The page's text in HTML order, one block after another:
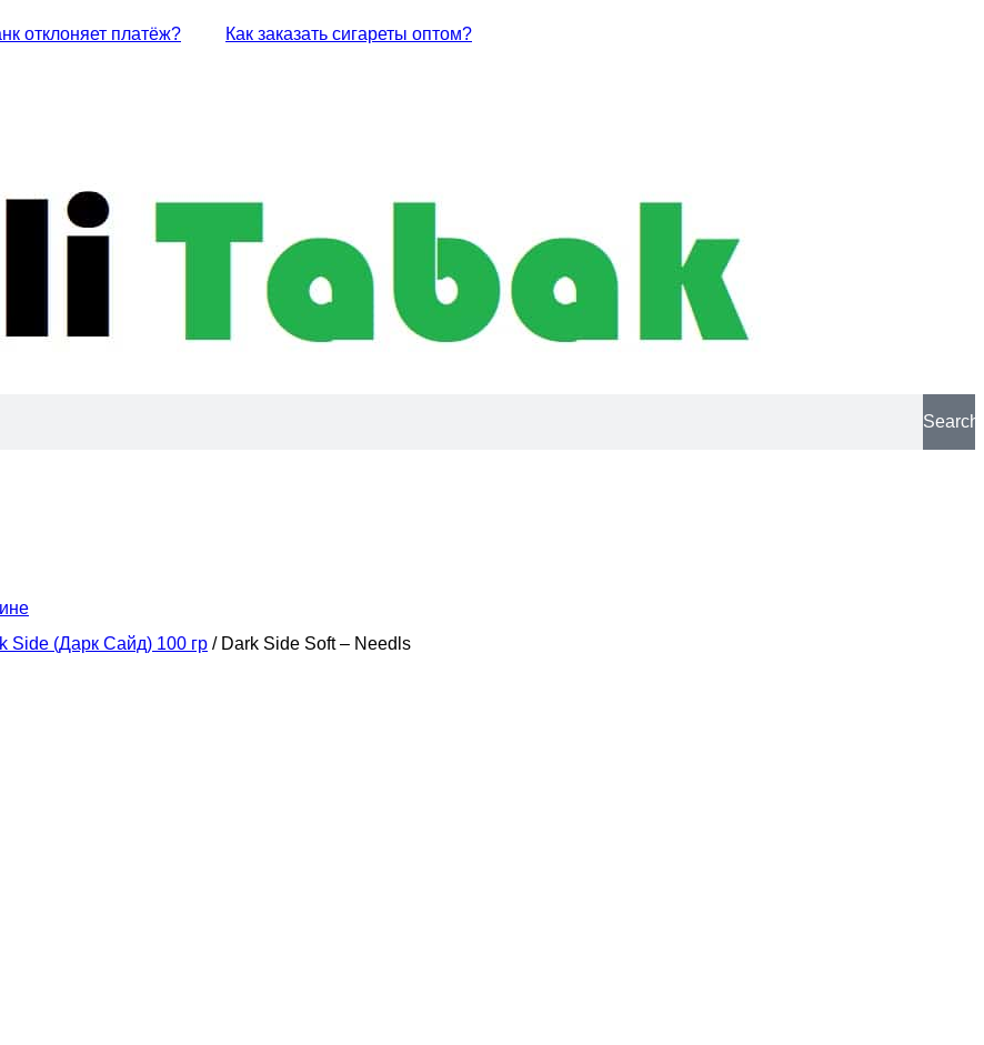
отклоняет платёж? Как заказать сигареты оптом?
Search
Side (Дарк Сайд) 100 гр / Dark Side Soft – Needls